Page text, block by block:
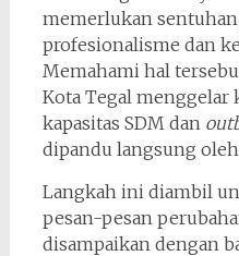
memerlukan
profesionalisme dan
Memahami hal
Kota Tegal menggelar
kapasitas SDM dan
dipandu langsung
Langkah ini diambil
pesan-pesan
disampaikan dengan